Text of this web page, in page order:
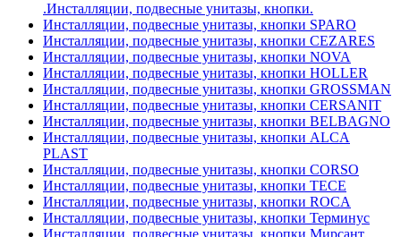
.Инсталляции, подвесные унитазы, кнопки.
Инсталляции, подвесные унитазы, кнопки SPARO
Инсталляции, подвесные унитазы, кнопки CEZARES
Инсталляции, подвесные унитазы, кнопки NOVA
Инсталляции, подвесные унитазы, кнопки HOLLER
Инсталляции, подвесные унитазы, кнопки GROSSMAN
Инсталляции, подвесные унитазы, кнопки CERSANIT
Инсталляции, подвесные унитазы, кнопки BELBAGNO
Инсталляции, подвесные унитазы, кнопки ALCA
PLAST
Инсталляции, подвесные унитазы, кнопки CORSO
Инсталляции, подвесные унитазы, кнопки TECE
Инсталляции, подвесные унитазы, кнопки ROCA
Инсталляции, подвесные унитазы, кнопки Терминус
Инсталляции, подвесные унитазы, кнопки Мирсант,